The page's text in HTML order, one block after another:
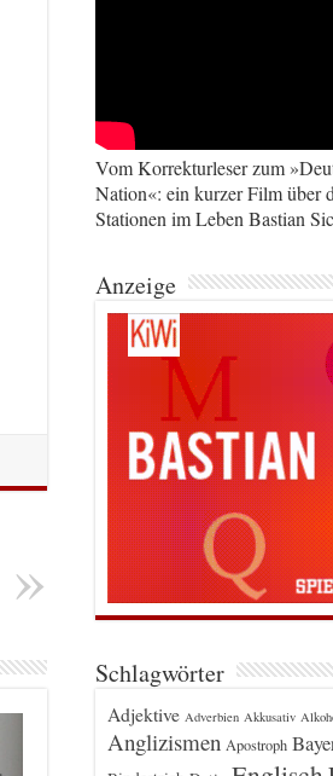
Vom Korrekturleser zum
Nation«: ein kurzer Film über
Stationen im Leben Bastian
Anzeige
Schlagwörter
Adjektive Adverbien Akkusativ
Anglizismen Apostroph